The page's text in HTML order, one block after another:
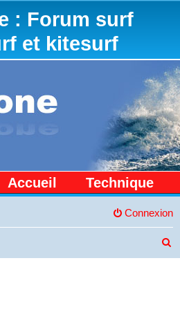
: Forum surf
et kitesurf
Accueil Technique
Connexion